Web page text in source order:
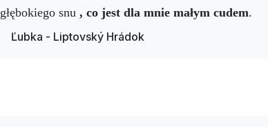
głębokiego snu , co jest dla mnie małym cudem.
Ľubka - Liptovský Hrádok